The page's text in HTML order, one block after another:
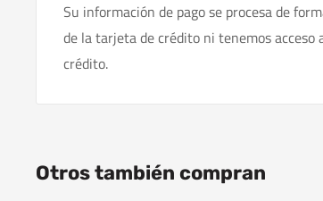
Su información de pago se procesa de
de la tarjeta de crédito ni tenemos
crédito.
Otros también compran